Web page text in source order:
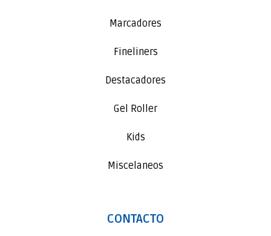
Marcadores
Fineliners
Destacadores
Gel Roller
Kids
Miscelaneos
CONTACTO